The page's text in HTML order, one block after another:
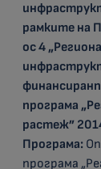
рамките на
ос 4
финансиран
програма
растеж”
Програма:
програма